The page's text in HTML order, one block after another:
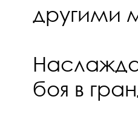
другими
боя в